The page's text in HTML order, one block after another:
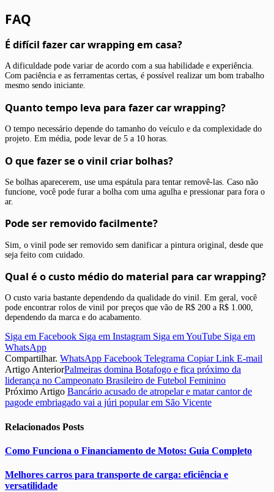
FAQ
É difícil fazer car wrapping em casa?
A dificuldade pode variar de acordo com a sua habilidade e experiência.
Com paciência e as ferramentas certas, é possível realizar um bom trabalho
mesmo sendo iniciante.
Quanto tempo leva para fazer car wrapping?
O tempo necessário depende do tamanho do veículo e da complexidade do
projeto. Em média, pode levar de 5 a 10 horas.
O que fazer se o vinil criar bolhas?
Se bolhas aparecerem, use uma espátula para tentar removê-las. Caso não
funcione, você pode furar a bolha com uma agulha e pressionar para fora o
ar.
Pode ser removido facilmente?
Sim, o vinil pode ser removido sem danificar a pintura original, desde que
seja feito com cuidado.
Qual é o custo médio do material para car wrapping?
O custo varia bastante dependendo da qualidade do vinil. Em geral, você
pode encontrar rolos de vinil por preços que vão de R$ 200 a R$ 1.000,
dependendo da marca e do acabamento.
Siga em Facebook Siga em Instagram Siga em YouTube Siga em
WhatsApp
Compartilhar. WhatsApp Facebook Telegrama Copiar Link E-mail
Artigo AnteriorPalmeiras domina Botafogo e fica próximo da
liderança no Campeonato Brasileiro de Futebol Feminino
Próximo Artigo Bancário acusado de atropelar e matar cantor de
pagode embriagado vai a júri popular em São Vicente
Relacionados Posts
Como Funciona o Financiamento de Motos: Guia Completo
Melhores carros para transporte de carga: eficiência e
versatilidade